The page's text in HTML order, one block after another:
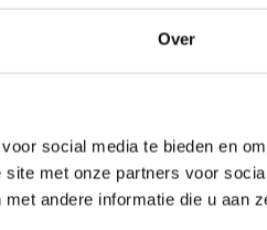
Over
social media te bieden en
met onze partners voor
andere informatie die u aan